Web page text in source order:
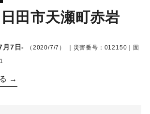
田市天瀬町赤岩
月7日- （2020/7/7）
｜災害番号：012150｜固
→